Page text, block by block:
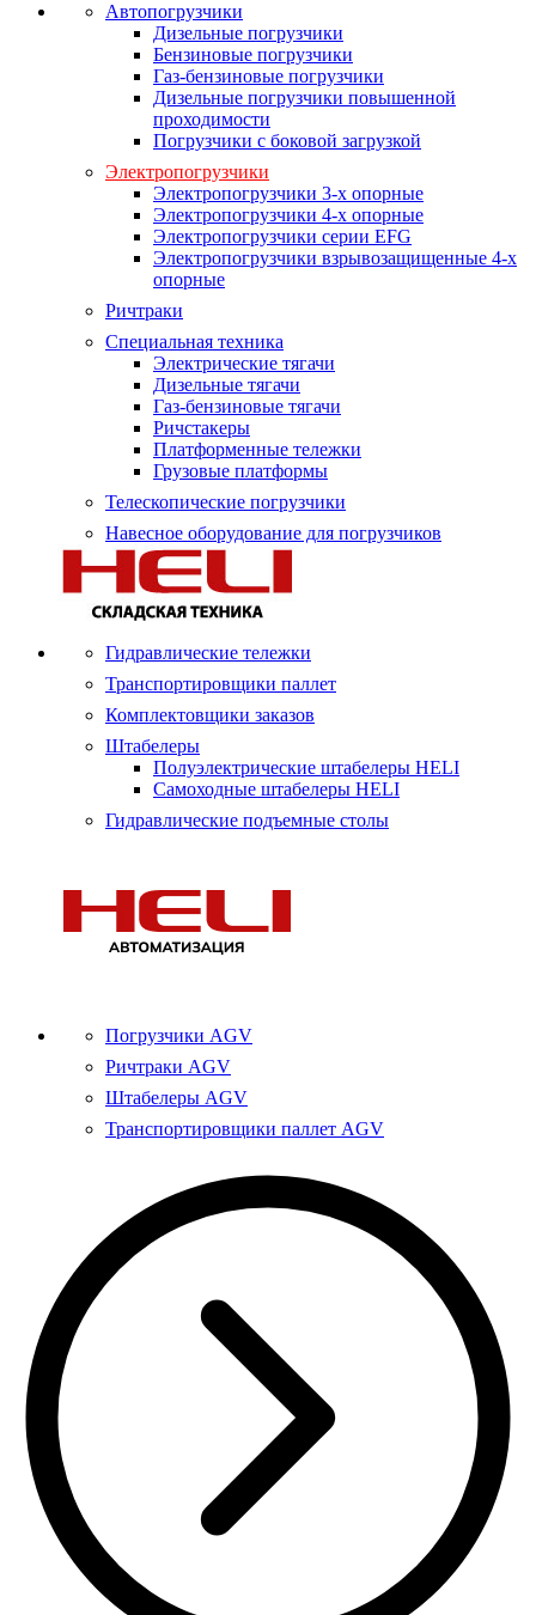
Автопогрузчики
Дизельные погрузчики
Бензиновые погрузчики
Газ-бензиновые погрузчики
Дизельные погрузчики повышенной
проходимости
Погрузчики с боковой загрузкой
Электропогрузчики
Электропогрузчики 3-х опорные
Электропогрузчики 4-х опорные
Электропогрузчики серии EFG
Электропогрузчики взрывозащищенные 4-х
опорные
Ричтраки
Специальная техника
Электрические тягачи
Дизельные тягачи
Газ-бензиновые тягачи
Ричстакеры
Платформенные тележки
Грузовые платформы
Телескопические погрузчики
Навесное оборудование для погрузчиков
Гидравлические тележки
Транспортировщики паллет
Комплектовщики заказов
Штабелеры
Полуэлектрические штабелеры HELI
Самоходные штабелеры HELI
Гидравлические подъемные столы
Погрузчики AGV
Ричтраки AGV
Штабелеры AGV
Транспортировщики паллет AGV